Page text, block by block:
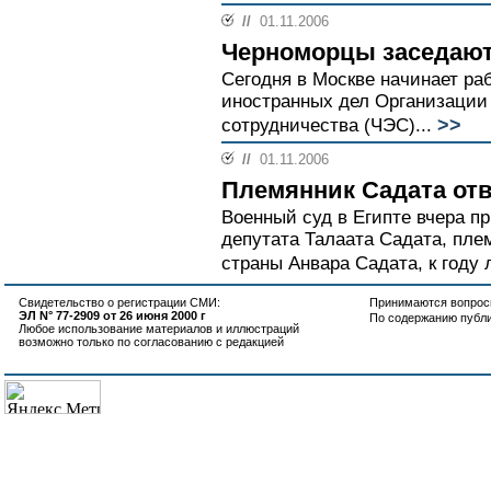
// 01.11.2006
Черноморцы
Сегодня в Москве начинает
иностранных дел Организации
сотрудничества (ЧЭС)... >>
// 01.11.2006
Племянник Садата
Военный суд в Египте вчера
депутата Талаата Садата,
страны Анвара Садата, к
Свидетельство о регистрации СМИ:
ЭЛ N° 77-2909 от 26 июня 2000 г
Любое использование материалов и иллюстраций
возможно только по согласованию с редакцией
Принимаются
По содержанию